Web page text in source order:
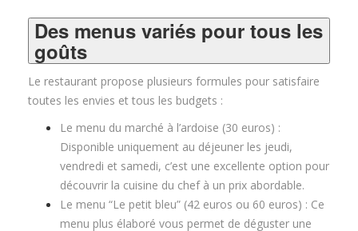
Des menus variés pour tous les
goûts
Le restaurant propose plusieurs formules pour satisfaire
toutes les envies et tous les budgets :
Le menu du marché à l’ardoise (30 euros) :
Disponible uniquement au déjeuner les jeudi,
vendredi et samedi, c’est une excellente option pour
découvrir la cuisine du chef à un prix abordable.
Le menu “Le petit bleu” (42 euros ou 60 euros) : Ce
menu plus élaboré vous permet de déguster une